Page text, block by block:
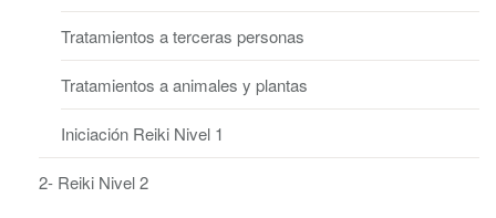
Tratamientos a terceras personas
Tratamientos a animales y plantas
Iniciación Reiki Nivel 1
2- Reiki Nivel 2